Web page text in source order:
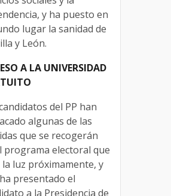
y ha puesto en
lugar la sanidad de
y León.
A LA UNIVERSIDAD
del PP han
algunas de las
que se recogerán
programa electoral que
la luz próximamente, y
presentado el
a la Presidencia de